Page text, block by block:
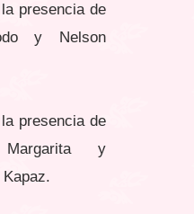
presencia de
y Nelson
presencia de
y